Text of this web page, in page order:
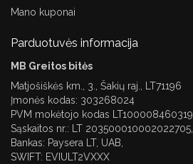
Mano kuponai
Parduotuvės informacija
MB Greitos bitės
Matjošiškės km., 3., Šakių raj., LT71196
Įmonės kodas: 303268024
PVM mokėtojo kodas LT100008460319
Sąskaitos nr.: LT 203500010002022705,
Bankas: Paysera LT, UAB,
SWIFT: EVIULT2VXXX